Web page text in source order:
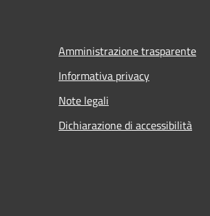
Amministrazione trasparente
Informativa privacy
Note legali
Dichiarazione di accessibilità